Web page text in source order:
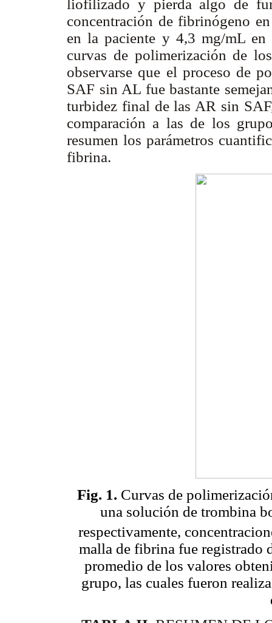
liofilizado y pierda algo de
concentración de fibrinógeno
en la paciente y 4,3 mg/mL
curvas de polimerización de
observarse que el proceso de
SAF sin AL fue bastante
turbidez final de las AR sin
comparación a las de los
resumen los parámetros
fibrina.
Fig. 1. Curvas de
una solución de trombina
respectivamente,
malla de fibrina fue registrado
promedio de los valores
grupo, las cuales fueron